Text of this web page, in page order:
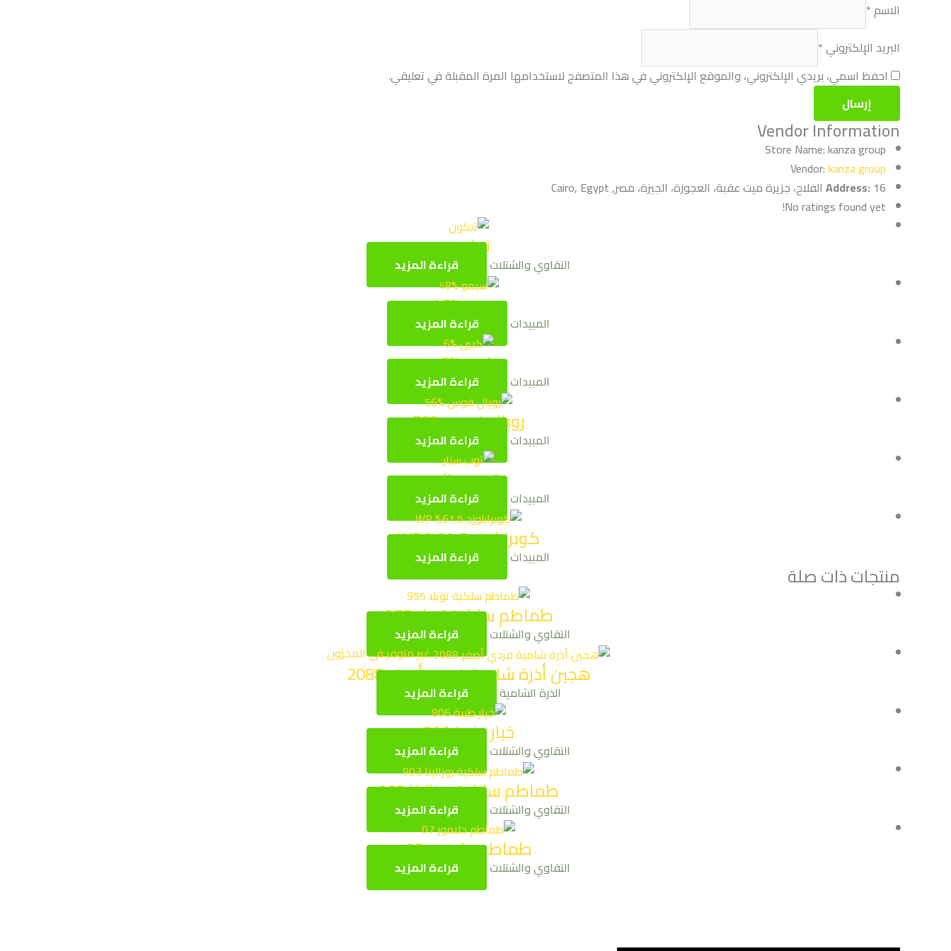
الاسم *
البريد الإلكتروني*
احفظ اسمي، بريدي الإلكتروني، والموقع الإلكتروني في هذا المتصفح لاستخدامها المرة المقبلة في تعليقي.
Vendor Information
Store Name:kanza group
Vendor:kanza group
Address: 16 الفلاح، جزيرة ميت عقبة، العجوزة، الجيزة، مصر, Cairo, Egypt
No ratings found yet!
تيكون
التقاوي والشتلات قراءة المزيد
سيمو %48
المبيدات قراءة المزيد
كيين %6
المبيدات قراءة المزيد
رويال فوس %56
المبيدات قراءة المزيد
توب ستار
المبيدات قراءة المزيد
كوبرابلوزد 61.5% WP
المبيدات قراءة المزيد
منتجات ذات صلة
طماطم سلكية تويلا 955
التقاوي والشتلات
قراءة المزيد
غير متوفر في المخزون
هجين أذرة شامية فردي أصفر 2088
الذرة الشامية قراءة المزيد
خيار طيبة 806
التقاوي والشتلات قراءة المزيد
طماطم سلكية روزالينا 903
التقاوي والشتلات قراءة المزيد
طماطم جلامور 07
التقاوي والشتلات قراءة المزيد